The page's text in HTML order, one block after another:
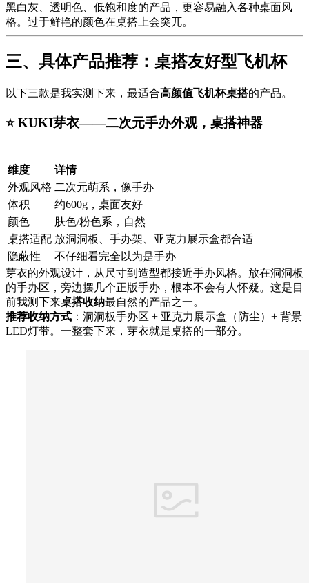
黑白灰、透明色、低饱和度的产品，更容易融入各种桌面风
格。过于鲜艳的颜色在桌搭上会突兀。
三、具体产品推荐：桌搭友好型飞机杯
以下三款是我实测下来，最适合高颜值飞机杯桌搭的产品。
⭐ KUKI芽衣——二次元手办外观，桌搭神器
维度
详情
外观风格 二次元萌系，像手办
体积
约600g，桌面友好
颜色
肤色/粉色系，自然
桌搭适配 放洞洞板、手办架、亚克力展示盒都合适
隐蔽性
不仔细看完全以为是手办
芽衣的外观设计，从尺寸到造型都接近手办风格。放在洞洞板
的手办区，旁边摆几个正版手办，根本不会有人怀疑。这是目
前我测下来桌搭收纳最自然的产品之一。
推荐收纳方式 ：洞洞板手办区 + 亚克力展示盒（防尘）+ 背景
LED灯带。一整套下来，芽衣就是桌搭的一部分。